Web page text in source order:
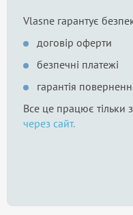
Vlasne гарантує
договір оферти
безпечні платежі
гарантія
Все це працює тільки
через сайт.